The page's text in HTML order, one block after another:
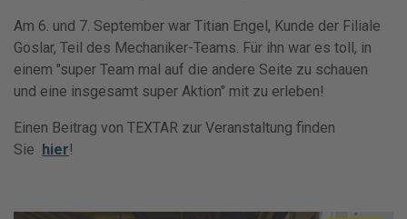
Am 6. und 7. September war Titian Engel, Kunde der Filiale
Goslar, Teil des Mechaniker-Teams. Für ihn war es toll, in
einem "super Team mal auf die andere Seite zu schauen
und eine insgesamt super Aktion" mit zu erleben!
Einen Beitrag von TEXTAR zur Veranstaltung finden
Sie hier!